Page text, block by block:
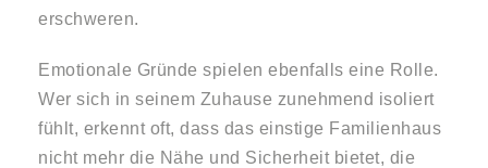
erschweren.
Emotionale Gründe spielen ebenfalls eine Rolle.
Wer sich in seinem Zuhause zunehmend isoliert
fühlt, erkennt oft, dass das einstige Familienhaus
nicht mehr die Nähe und Sicherheit bietet, die